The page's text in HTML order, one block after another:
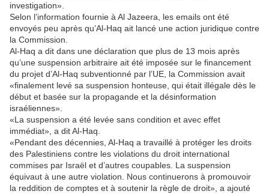
investigation».
Selon l’information fournie à Al Jazeera, les emails ont été
envoyés peu après qu’Al-Haq ait lancé une action juridique contre
la Commission.
Al-Haq a dit dans une déclaration que plus de 13 mois après
qu’une suspension arbitraire ait été imposée sur le financement
du projet d’Al-Haq subventionné par l’UE, la Commission avait
«finalement levé sa suspension honteuse, qui était illégale dès le
début et basée sur la propagande et la désinformation
israéliennes».
«La suspension a été levée sans condition et avec effet
immédiat», a dit Al-Haq.
«Pendant des décennies, Al-Haq a travaillé à protéger les droits
des Palestiniens contre les violations du droit international
commises par Israël et d’autres coupables. La suspension
équivaut à une autre violation. Nous continuerons à promouvoir
la reddition de comptes et à soutenir la règle de droit», a ajouté